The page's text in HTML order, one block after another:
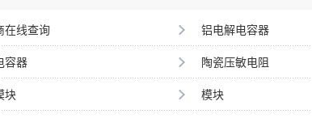
在线查询 铝电解电容器
容器 陶瓷压敏电阻
块 模块